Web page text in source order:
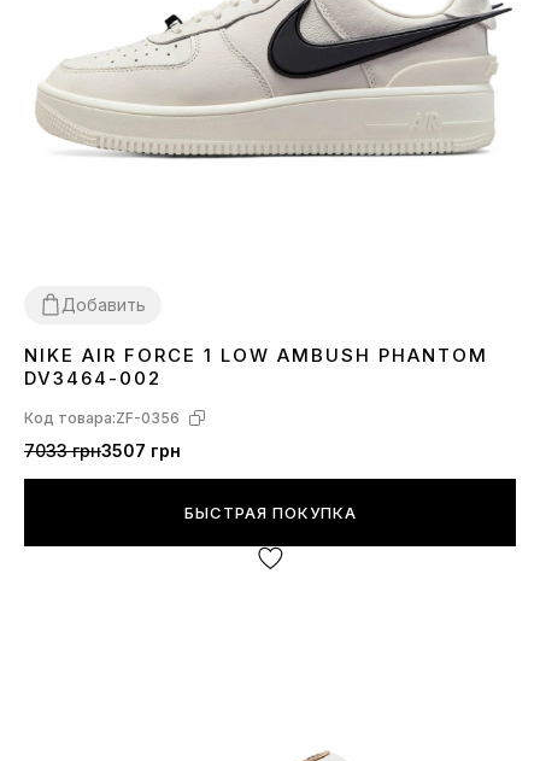
Добавить
3639 40 41 42434445
NIKE AIR FORCE 1 LOW AMBUSH PHANTOM
DV3464-002
Код товара:ZF-0356
7033 грн3507 грн
БЫСТРАЯ ПОКУПКА